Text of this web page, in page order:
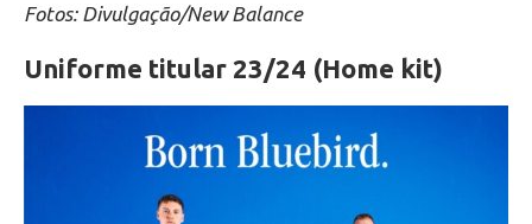
Fotos: Divulgação/New Balance
Uniforme titular 23/24 (Home kit)